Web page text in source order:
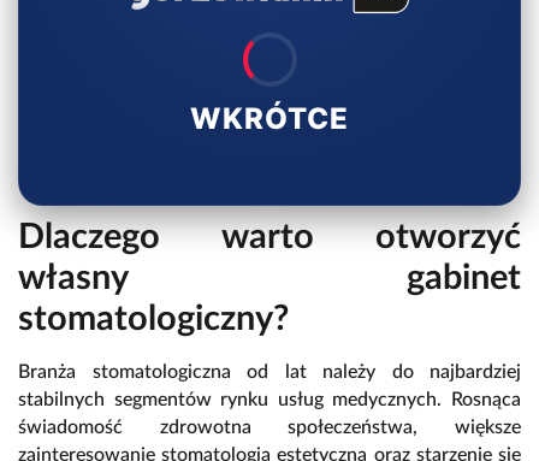
WKRÓTCE
Dlaczego warto otworzyć
własny gabinet
stomatologiczny?
Branża stomatologiczna od lat należy do najbardziej
stabilnych segmentów rynku usług medycznych. Rosnąca
świadomość zdrowotna społeczeństwa, większe
zainteresowanie stomatologią estetyczną oraz starzenie się